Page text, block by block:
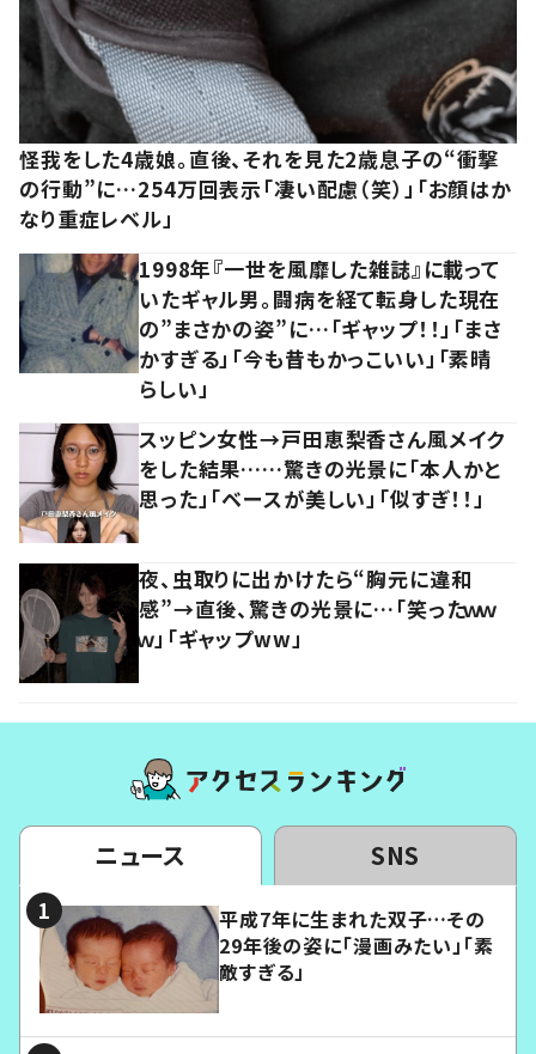
怪我をした4歳娘。直後、それを見た2歳息子の“衝撃
の行動”に…254万回表示「凄い配慮（笑）」「お顔はか
なり重症レベル」
1998年『一世を風靡した雑誌』に載って
いたギャル男。闘病を経て転身した現在
の”まさかの姿”に…「ギャップ！！」「まさ
かすぎる」「今も昔もかっこいい」「素晴
らしい」
スッピン女性→戸田恵梨香さん風メイク
をした結果……驚きの光景に「本人かと
思った」「ベースが美しい」「似すぎ！！」
夜、虫取りに出かけたら“胸元に違和
感”→直後、驚きの光景に…「笑ったｗｗ
ｗ」「ギャップww」
ニュース SNS
平成7年に生まれた双子…その
29年後の姿に「漫画みたい」「素
敵すぎる」